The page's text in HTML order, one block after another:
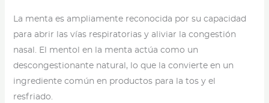
La menta es ampliamente reconocida por su capacidad
para abrir las vías respiratorias y aliviar la congestión
nasal. El mentol en la menta actúa como un
descongestionante natural, lo que la convierte en un
ingrediente común en productos para la tos y el
resfriado.